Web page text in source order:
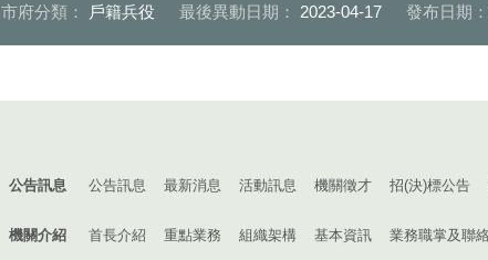
市府分類： 戶籍兵役 最後異動日期： 2023-04-17 發布日期：
公告訊息 公告訊息 最新消息 活動訊息 機關徵才 招(決)標公告
機關介紹 首長介紹 重點業務 組織架構 基本資訊 業務職掌及聯